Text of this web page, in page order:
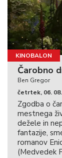
KINOBALON
Čarobno
Ben Gregor
četrtek, 06.
Zgodba o
mestnega
dežele in
fantazije,
romanov
(Medvedek